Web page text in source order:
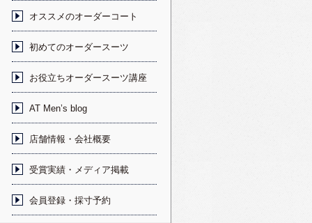
オススメのオーダーコート
初めてのオーダースーツ
お役立ちオーダースーツ講座
AT Men’s blog
店舗情報・会社概要
受賞実績・メディア掲載
会員登録・採寸予約